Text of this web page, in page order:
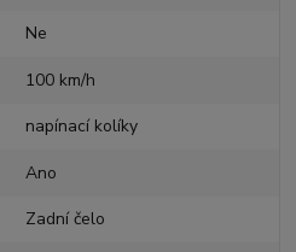
Ne
100 km/h
napínací kolíky
Ano
Zadní čelo